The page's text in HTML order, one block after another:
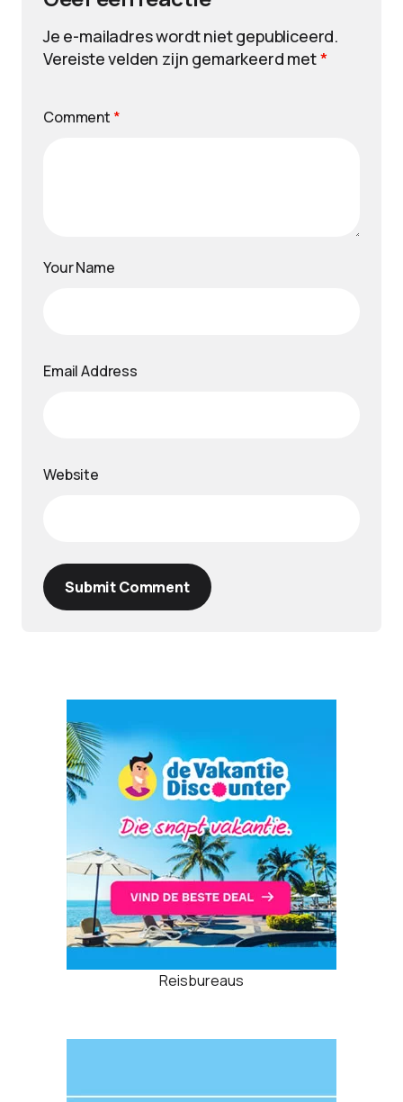
Je e-mailadres wordt niet gepubliceerd.
Vereiste velden zijn gemarkeerd met*
Comment *
Your Name
Email Address
Website
Submit Comment
Reisbureaus